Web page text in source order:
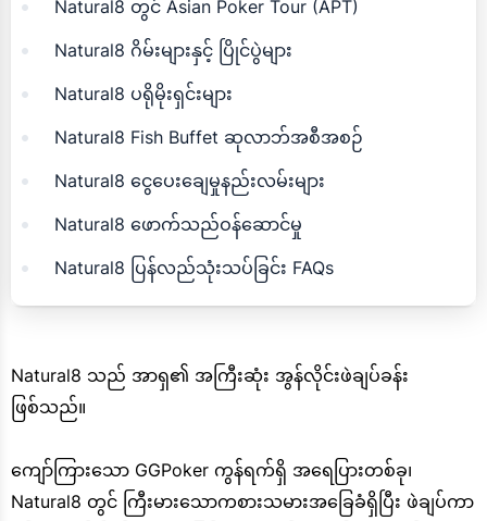
Natural8 တွင် Asian Poker Tour (APT)
Natural8 ဂိမ်းများနှင့် ပြိုင်ပွဲများ
Natural8 ပရိုမိုးရှင်းများ
Natural8 Fish Buffet ဆုလာဘ်အစီအစဉ်
Natural8 ငွေပေးချေမှုနည်းလမ်းများ
Natural8 ဖောက်သည်ဝန်ဆောင်မှု
Natural8 ပြန်လည်သုံးသပ်ခြင်း FAQs
Natural8 သည် အာရှ၏ အကြီးဆုံး အွန်လိုင်းဖဲချပ်ခန်း
ဖြစ်သည်။
ကျော်ကြားသော GGPoker ကွန်ရက်ရှိ အရေပြားတစ်ခု၊
Natural8 တွင် ကြီးမားသောကစားသမားအခြေခံရှိပြီး ဖဲချပ်ကာ